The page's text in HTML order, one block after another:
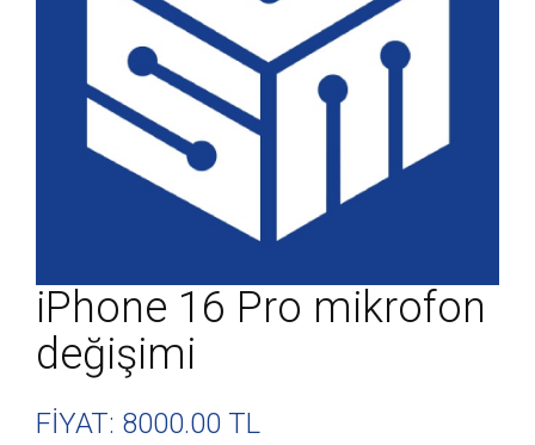
iPhone 16 Pro mikrofon
değişimi
FİYAT: 8000.00 TL